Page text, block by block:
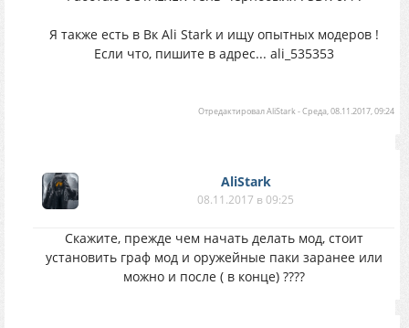
Я также есть в Вк Ali Stark и ищу опытных модеров !
Если что, пишите в адрес... ali_535353
ОтредактировалAliStark-Среда, 08.11.2017, 09:24
AliStark
08.11.2017 в 09:25
Скажите, прежде чем начать делать мод, стоит
установить граф мод и оружейные паки заранее или
можно и после ( в конце) ????